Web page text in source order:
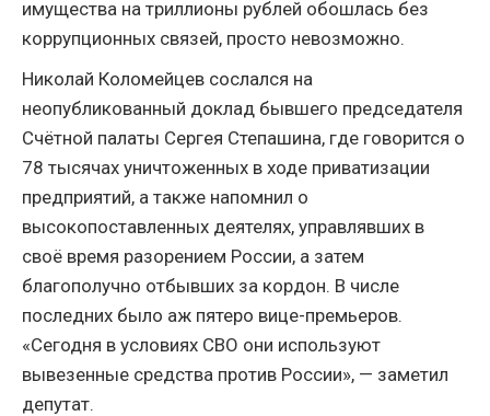
имущества на триллионы рублей обошлась без
коррупционных связей, просто невозможно.
Николай Коломейцев сослался на
неопубликованный доклад бывшего председателя
Счётной палаты Сергея Степашина, где говорится о
78 тысячах уничтоженных в ходе приватизации
предприятий, а также напомнил о
высокопоставленных деятелях, управлявших в
своё время разорением России, а затем
благополучно отбывших за кордон. В числе
последних было аж пятеро вице-премьеров.
«Сегодня в условиях СВО они используют
вывезенные средства против России», — заметил
депутат.